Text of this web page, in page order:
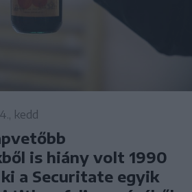
kedd
is hiány volt 1990
a Securitate egyik